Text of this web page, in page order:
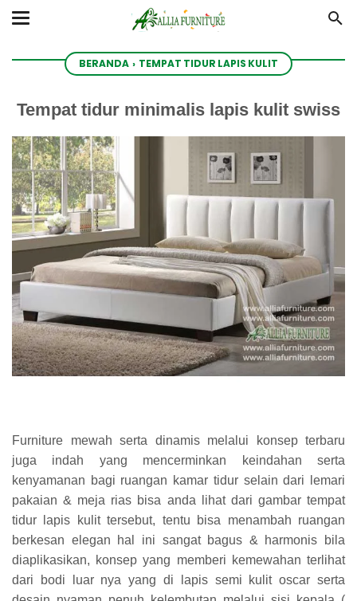
BERANDA › TEMPAT TIDUR LAPIS KULIT
Tempat tidur minimalis lapis kulit swiss
Furniture mewah serta dinamis melalui konsep terbaru
juga indah yang mencerminkan keindahan serta
kenyamanan bagi ruangan kamar tidur selain dari lemari
pakaian & meja rias bisa anda lihat dari gambar tempat
tidur lapis kulit tersebut, tentu bisa menambah ruangan
berkesan elegan hal ini sangat bagus & harmonis bila
diaplikasikan, konsep yang memberi kemewahan terlihat
dari bodi luar nya yang di lapis semi kulit oscar serta